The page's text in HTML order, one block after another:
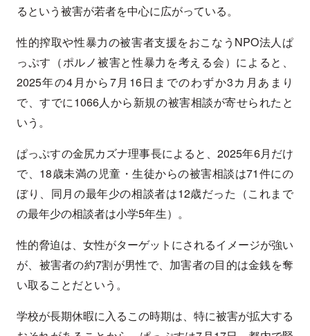
るという被害が若者を中心に広がっている。
性的搾取や性暴力の被害者支援をおこなうNPO法人ぱ
っぷす（ポルノ被害と性暴力を考える会）によると、
2025年の4月から7月16日までのわずか3カ月あまり
で、すでに1066人から新規の被害相談が寄せられたと
いう。
ぱっぷすの金尻カズナ理事長によると、2025年6月だけ
で、18歳未満の児童・生徒からの被害相談は71件にの
ぼり、同月の最年少の相談者は12歳だった（これまで
の最年少の相談者は小学5年生）。
性的脅迫は、女性がターゲットにされるイメージが強い
が、被害者の約7割が男性で、加害者の目的は金銭を奪
い取ることだという。
学校が長期休暇に入るこの時期は、特に被害が拡大する